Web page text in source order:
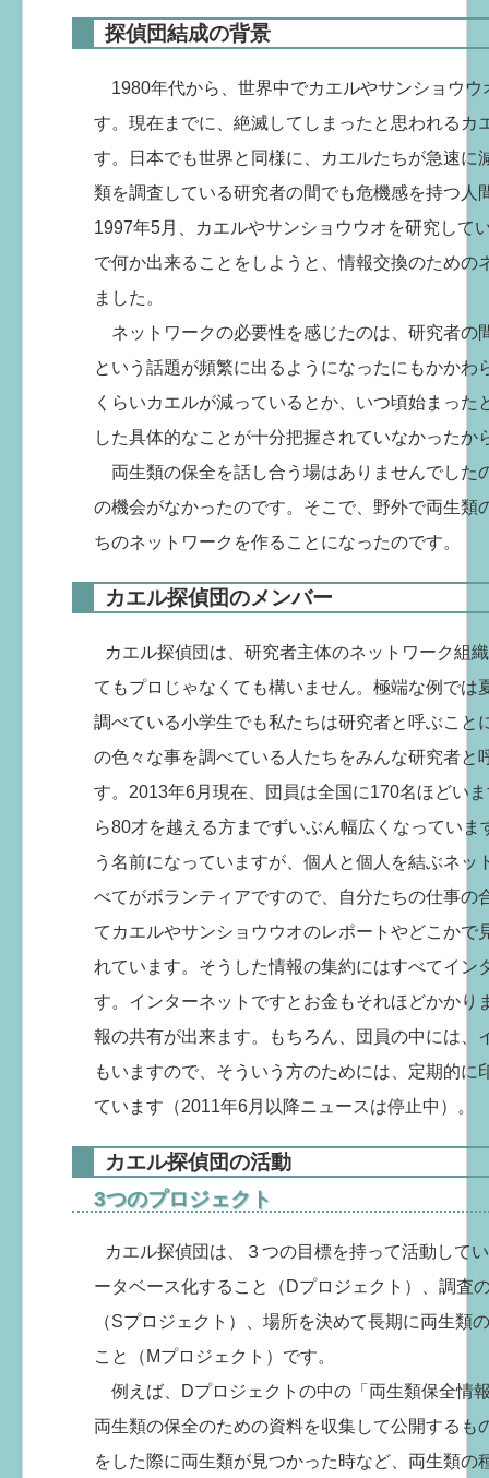
探偵団結成の背景
1980年代から、世界中でカエルやサンショウウ
す。現在までに、絶滅してしまったと思われるカ
す。日本でも世界と同様に、カエルたちが急速に
類を調査している研究者の間でも危機感を持つ人
1997年5月、カエルやサンショウウオを研究して
で何か出来ることをしようと、情報交換のための
ました。
ネットワークの必要性を感じたのは、研究者の
という話題が頻繁に出るようになったにもかかわ
くらいカエルが減っているとか、いつ頃始まった
した具体的なことが十分把握されていなかったか
両生類の保全を話し合う場はありませんでした
の機会がなかったのです。そこで、野外で両生類
ちのネットワークを作ることになったのです。
カエル探偵団のメンバー
カエル探偵団は、研究者主体のネットワーク組
てもプロじゃなくても構いません。極端な例では
調べている小学生でも私たちは研究者と呼ぶこと
の色々な事を調べている人たちをみんな研究者と
す。2013年6月現在、団員は全国に170名ほどい
ら80才を越える方までずいぶん幅広くなってい
う名前になっていますが、個人と個人を結ぶネッ
べてがボランティアですので、自分たちの仕事の
てカエルやサンショウウオのレポートやどこかで
れています。そうした情報の集約にはすべてイン
す。インターネットですとお金もそれほどかかり
報の共有が出来ます。もちろん、団員の中には、
もいますので、そういう方のためには、定期的に
ています（2011年6月以降ニュースは停止中）。
カエル探偵団の活動
3つのプロジェクト
カエル探偵団は、３つの目標を持って活動して
ータベース化すること（Dプロジェクト）、調査
（Sプロジェクト）、場所を決めて長期に両生類
こと（Mプロジェクト）です。
例えば、Dプロジェクトの中の「両生類保全情
両生類の保全のための資料を収集して公開するも
をした際に両生類が見つかった時など、両生類の